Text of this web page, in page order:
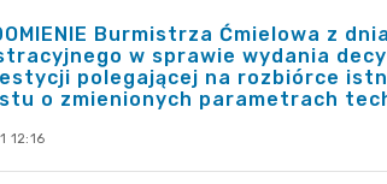
Burmistrza Ćmielowa z
w sprawie wydania
polegającej na rozbiórce
o zmienionych parametrach
12:16